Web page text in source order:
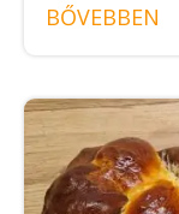
BŐVEBBEN